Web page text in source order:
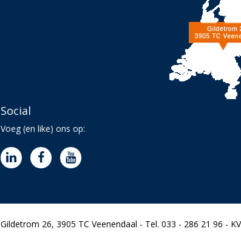
Social
Voeg (en like) ons op:
Gildetrom 26, 3905 TC Veenendaal - Tel. 033 - 286 21 96 -